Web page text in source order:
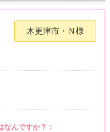
木更津市・Ｎ様
んですか？：